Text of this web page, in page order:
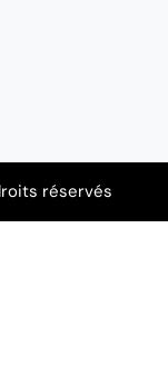
réservés